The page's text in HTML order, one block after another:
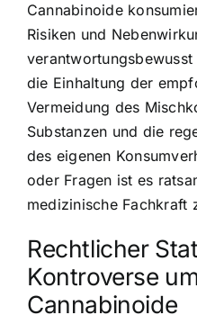
Cannabinoide
Risiken und
die Einhaltung der
Vermeidung des
Substanzen und die
des eigenen
oder Fragen ist es
medizinische Fachkraft
Rechtlicher
Kontroverse
Cannabinoide